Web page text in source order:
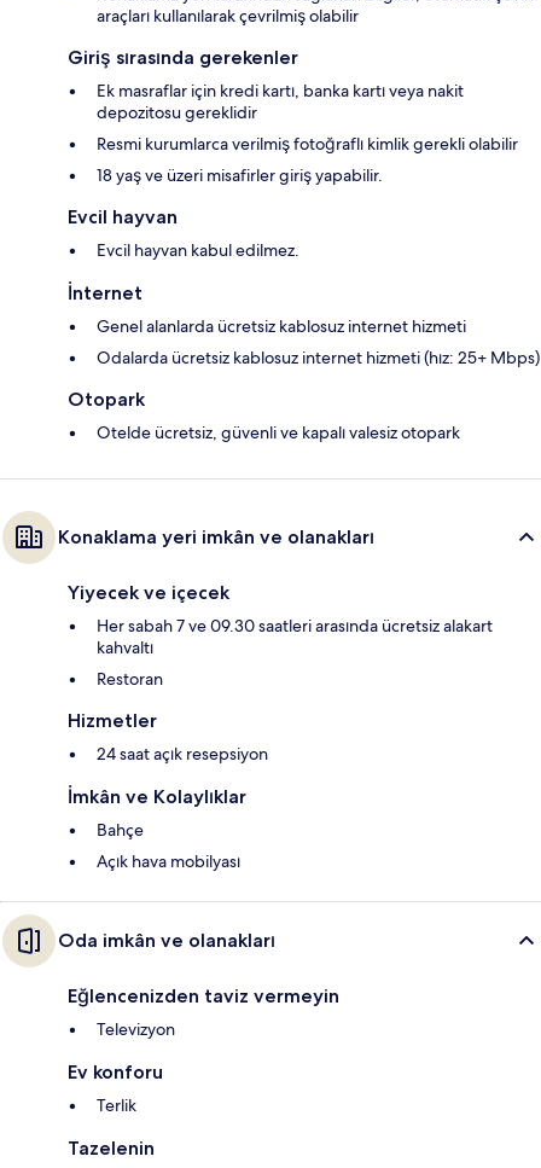
araçları kullanılarak çevrilmiş olabilir
Giriş sırasında gerekenler
Ek masraflar için kredi kartı, banka kartı veya nakit
depozitosu gereklidir
Resmi kurumlarca verilmiş fotoğraflı kimlik gerekli olabilir
18 yaş ve üzeri misafirler giriş yapabilir.
Evcil hayvan
Evcil hayvan kabul edilmez.
İnternet
Genel alanlarda ücretsiz kablosuz internet hizmeti
Odalarda ücretsiz kablosuz internet hizmeti (hız: 25+ Mbps)
Otopark
Otelde ücretsiz, güvenli ve kapalı valesiz otopark
Konaklama yeri imkân ve olanakları
Yiyecek ve içecek
Her sabah 7 ve 09.30 saatleri arasında ücretsiz alakart
kahvaltı
Restoran
Hizmetler
24 saat açık resepsiyon
İmkân ve Kolaylıklar
Bahçe
Açık hava mobilyası
Oda imkân ve olanakları
Eğlencenizden taviz vermeyin
Televizyon
Ev konforu
Terlik
Tazelenin